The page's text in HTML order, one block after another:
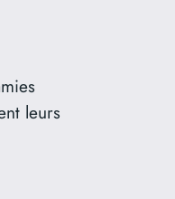
leurs